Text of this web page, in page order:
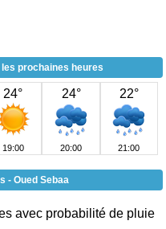
prochaines heures
24°
19:00
24°
20:00
22°
21:00
- Oued Sebaa
avec probabilité de pluie